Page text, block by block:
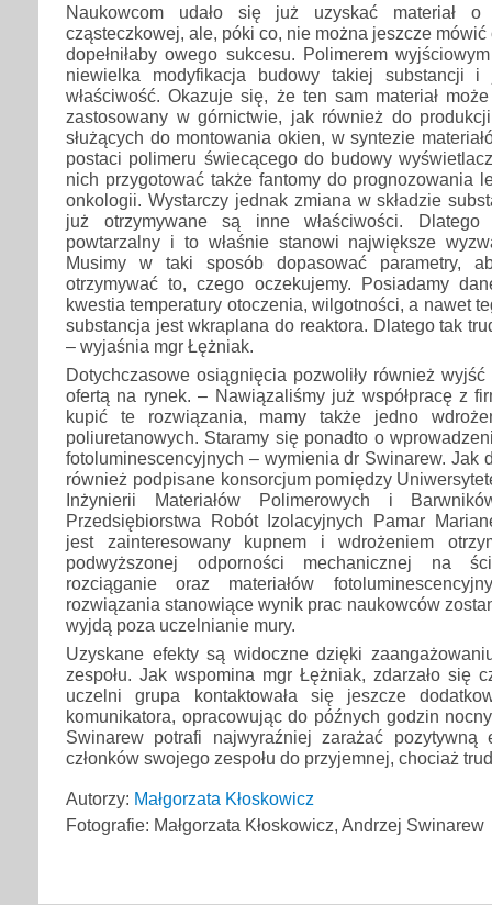
Naukowcom udało się już uzyskać materiał o
cząsteczkowej, ale, póki co, nie można jeszcze
dopełniłaby owego sukcesu. Polimerem
niewielka modyfikacja budowy takiej substancji
właściwość. Okazuje się, że ten sam materiał
zastosowany w górnictwie, jak również do
służących do montowania okien, w syntezie
postaci polimeru świecącego do budowy
nich przygotować także fantomy do prognozowania
onkologii. Wystarczy jednak zmiana w składzie
już otrzymywane są inne właściwości.
powtarzalny i to właśnie stanowi największe
Musimy w taki sposób dopasować parametry,
otrzymywać to, czego oczekujemy. Posiadamy
kwestia temperatury otoczenia, wilgotności, a nawet
substancja jest wkraplana do reaktora. Dlatego tak
– wyjaśnia mgr Łężniak.
Dotychczasowe osiągnięcia pozwoliły również wyjść
ofertą na rynek. – Nawiązaliśmy już współpracę z
kupić te rozwiązania, mamy także jedno
poliuretanowych. Staramy się ponadto o
fotoluminescencyjnych – wymienia dr Swinarew. Jak
również podpisane konsorcjum pomiędzy
Inżynierii Materiałów Polimerowych i
Przedsiębiorstwa Robót Izolacyjnych Pamar
jest zainteresowany kupnem i wdrożeniem
podwyższonej odporności mechanicznej na
rozciąganie oraz materiałów
rozwiązania stanowiące wynik prac naukowców
wyjdą poza uczelnianie mury.
Uzyskane efekty są widoczne dzięki
zespołu. Jak wspomina mgr Łężniak, zdarzało się
uczelni grupa kontaktowała się jeszcze
komunikatora, opracowując do późnych godzin
Swinarew potrafi najwyraźniej zarażać pozytywną
członków swojego zespołu do przyjemnej, chociaż
Autorzy: Małgorzata Kłoskowicz
Fotografie: Małgorzata Kłoskowicz, Andrzej Swinarew